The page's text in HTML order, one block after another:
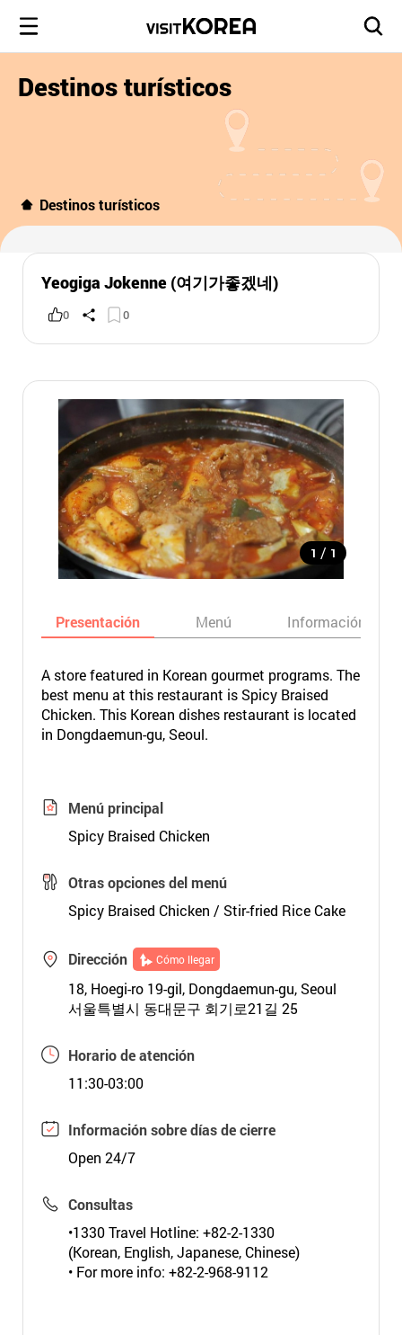
Destinos turísticos
Destinos turísticos
Yeogiga Jokenne (여기가좋겠네)
0 0
1 / 1
Presentación Menú Información
A store featured in Korean gourmet programs. The
best menu at this restaurant is Spicy Braised
Chicken. This Korean dishes restaurant is located
in Dongdaemun-gu, Seoul.
Menú principal
Spicy Braised Chicken
Otras opciones del menú
Spicy Braised Chicken / Stir-fried Rice Cake
Dirección Cómo llegar
18, Hoegi-ro 19-gil, Dongdaemun-gu, Seoul
서울특별시 동대문구 회기로21길 25
Horario de atención
11:30-03:00
Información sobre días de cierre
Open 24/7
Consultas
•1330 Travel Hotline: +82-2-1330
(Korean, English, Japanese, Chinese)
• For more info: +82-2-968-9112